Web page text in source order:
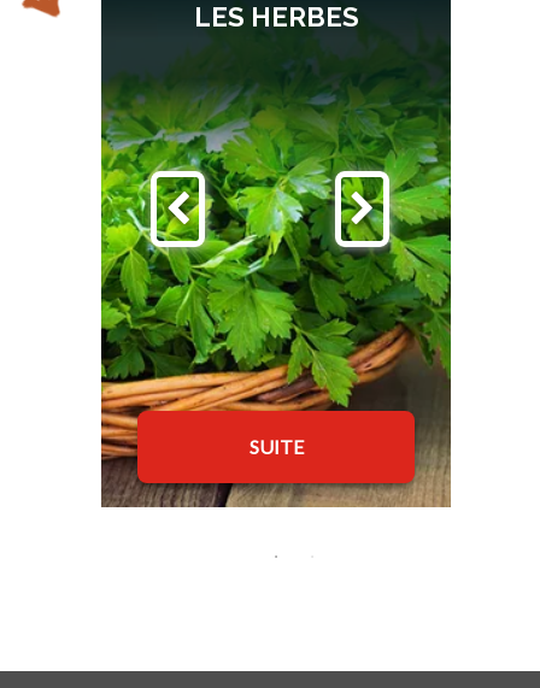
LES HERBES
SUITE